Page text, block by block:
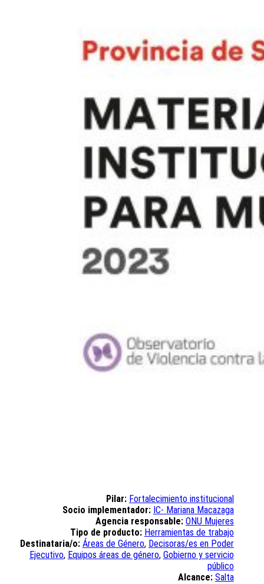
Pilar: Fortalecimiento institucional
Socio implementador: IC- Mariana Macazaga
Agencia responsable: ONU Mujeres
Tipo de producto: Herramientas de trabajo
Destinataria/o: Áreas de Género, Decisoras/es en Poder
Ejecutivo, Equipos áreas de género, Gobierno y servicio
público
Alcance: Salta